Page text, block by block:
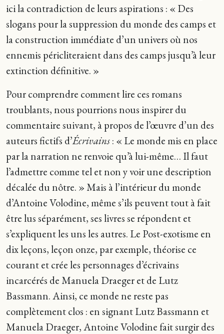
ici la contradiction de leurs aspirations : « Des
slogans pour la suppression du monde des camps et
la construction immédiate d’un univers où nos
ennemis péricliteraient dans des camps jusqu’à leur
extinction définitive. »
Pour comprendre comment lire ces romans
troublants, nous pourrions nous inspirer du
commentaire suivant, à propos de l’œuvre d’un des
auteurs fictifs d’Écrivains: « Le monde mis en place
par la narration ne renvoie qu’à lui-même… Il faut
l’admettre comme tel et non y voir une description
décalée du nôtre. » Mais à l’intérieur du monde
d’Antoine Volodine, même s’ils peuvent tout à fait
être lus séparément, ses livres se répondent et
s’expliquent les uns les autres. Le Post-exotisme en
dix leçons, leçon onze, par exemple, théorise ce
courant et crée les personnages d’écrivains
incarcérés de Manuela Draeger et de Lutz
Bassmann. Ainsi, ce monde ne reste pas
complètement clos : en signant Lutz Bassmann et
Manuela Draeger, Antoine Volodine fait surgir des